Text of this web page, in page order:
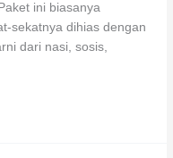
ini biasanya
sekatnya dihias dengan
dari nasi, sosis,